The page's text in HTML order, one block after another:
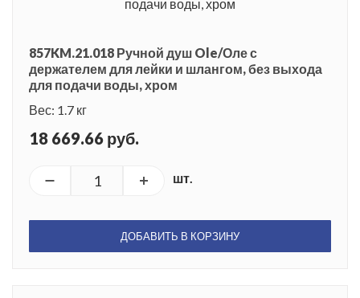
857KM.21.018 Ручной душ Ole/Оле с
держателем для лейки и шлангом, без выхода
для подачи воды, хром
Вес: 1.7 кг
18 669.66 руб.
шт.
ДОБАВИТЬ В КОРЗИНУ